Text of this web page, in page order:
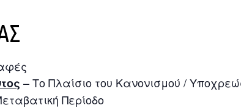
– Το Πλαίσιο του Κανονισμού /
Περίοδο